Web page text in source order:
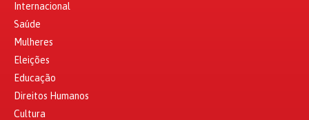
Internacional
Saúde
Mulheres
Eleições
Educação
Direitos Humanos
Cultura